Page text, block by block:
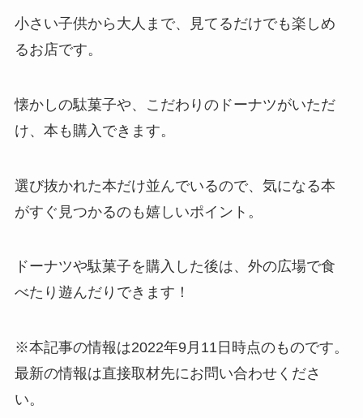
小さい子供から大人まで、見てるだけでも楽しめ
るお店です。
懐かしの駄菓子や、こだわりのドーナツがいただ
け、本も購入できます。
選び抜かれた本だけ並んでいるので、気になる本
がすぐ見つかるのも嬉しいポイント。
ドーナツや駄菓子を購入した後は、外の広場で食
べたり遊んだりできます！
※本記事の情報は2022年9月11日時点のものです。
最新の情報は直接取材先にお問い合わせくださ
い。